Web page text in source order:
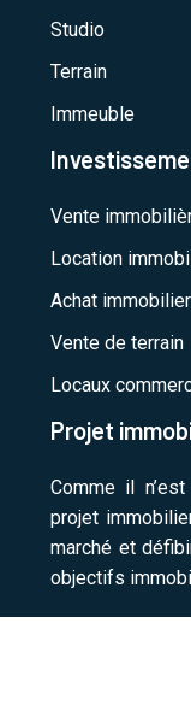
Studio
Terrain
Immeuble
Vente
Location
Achat immobilier
Vente de terrain
Locaux
Projet
Comme il
projet
marché et
objectifs